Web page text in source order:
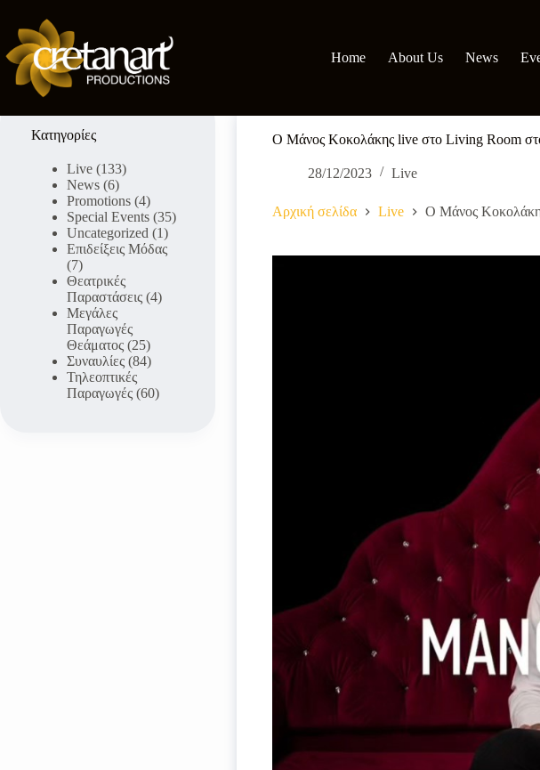
περιεχόμενο
Home
About Us News
Ο Μάνος Κοκολάκης live στο Living Room
28/12/2023 Live
Αρχική σελίδα Live Ο Μάνος
Κατηγορίες
Live (133)
News (6)
Promotions (4)
Special Events (35)
Uncategorized (1)
Επιδείξεις Μόδας
(7)
Θεατρικές
Παραστάσεις (4)
Μεγάλες
Παραγωγές
Θεάματος (25)
Συναυλίες (84)
Τηλεοπτικές
Παραγωγές (60)